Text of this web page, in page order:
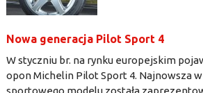
Nowa generacja Pilot Sport 4
W styczniu br. na rynku europejskim
opon Michelin Pilot Sport 4. Najnowsza
sportowego modelu została